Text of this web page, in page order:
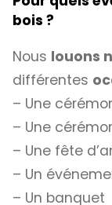
bois ?
Nous louons
différentes
– Une
– Une
– Une fête
– Un
– Un banquet